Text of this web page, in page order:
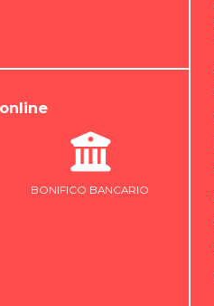
BONIFICO BANCARIO